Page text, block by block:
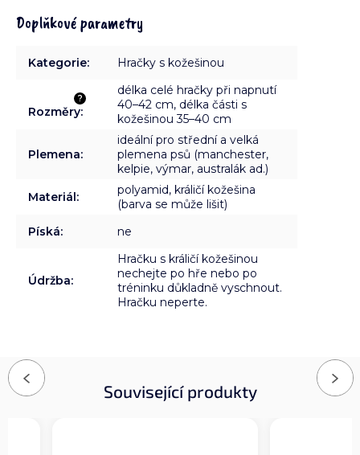
Doplňkové parametry
Kategorie: Hračky s kožešinou
?
Rozměry:
délka celé hračky při napnutí
40–42 cm, délka části s
kožešinou 35–40 cm
Plemena:
ideální pro střední a velká
plemena psů (manchester,
kelpie, výmar, australák ad.)
Materiál:
polyamid, králičí kožešina
(barva se může lišit)
Píská: ne
Údržba:
Hračku s králičí kožešinou
nechejte po hře nebo po
tréninku důkladně vyschnout.
Hračku neperte.
Související produkty
Previous Next